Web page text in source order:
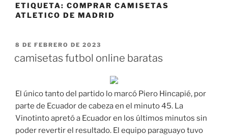
ETIQUETA: COMPRAR CAMISETAS
ATLETICO DE MADRID
PUBLICADO
8 DE FEBRERO DE 2023
camisetas futbol online baratas
El único tanto del partido lo marcó Piero Hincapié, por
parte de Ecuador de cabeza en el minuto 45. La
Vinotinto apretó a Ecuador en los últimos minutos sin
poder revertir el resultado. El equipo paraguayo tuvo